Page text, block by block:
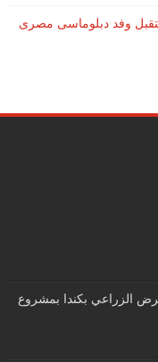
وفد دبلوماسى مصرى
الزراعي بكندا بمشروع